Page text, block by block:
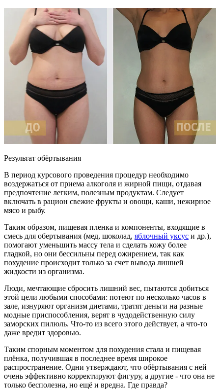
Результат обёртывания
В период курсового проведения процедур необходимо
воздержаться от приема алкоголя и жирной пищи, отдавая
предпочтение легким, полезным продуктам. Следует
включать в рацион свежие фрукты и овощи, каши, нежирное
мясо и рыбу.
Таким образом, пищевая пленка и компоненты, входящие в
смесь для обертывания (мед, шоколад, яблочный уксус и др.),
помогают уменьшить массу тела и сделать кожу более
гладкой, но они бессильны перед ожирением, так как
похудение происходит только за счет вывода лишней
жидкости из организма.
Люди, мечтающие сбросить лишний вес, пытаются добиться
этой цели любыми способами: потеют по несколько часов в
зале, изнуряют организм диетами, тратят деньги на разные
модные приспособления, верят в чудодейственную силу
заморских пилюль. Что-то из всего этого действует, а что-то
даже вредит здоровью.
Таким спорным моментом для похудения стала и пищевая
плёнка, получившая в последнее время широкое
распространение. Одни утверждают, что обёртывания с ней
очень эффективно корректируют фигуру, а другие - что она не
только бесполезна, но ещё и вредна. Где правда?